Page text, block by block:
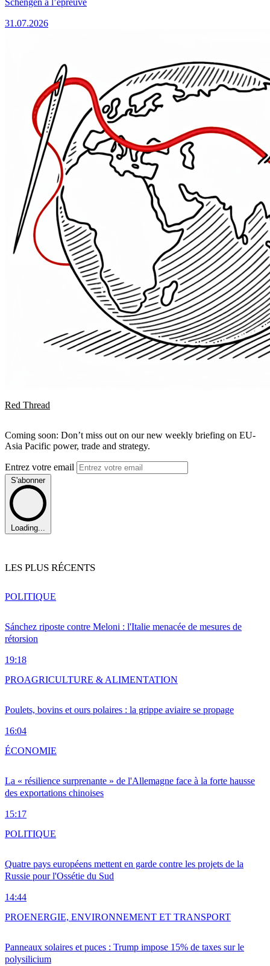
31.07.2026
Red Thread
Coming soon: Don’t miss out on our new weekly briefing on EU-
Asia Pacific power, trade and strategy.
Entrez votre email
S'abonner
Loading...
LES PLUS RÉCENTS
Sánchez riposte contre Meloni : l'Italie menacée de mesures de
rétorsion
19:18
POLITIQUE
Poulets, bovins et ours polaires : la grippe aviaire se propage
16:04
PROAGRICULTURE & ALIMENTATION
La « résilience surprenante » de l'Allemagne face à la forte hausse
des exportations chinoises
15:17
ÉCONOMIE
Quatre pays européens mettent en garde contre les projets de la
Russie pour l'Ossétie du Sud
14:44
POLITIQUE
Panneaux solaires et puces : Trump impose 15% de taxes sur le
polysilicium
PROENERGIE, ENVIRONNEMENT ET TRANSPORT